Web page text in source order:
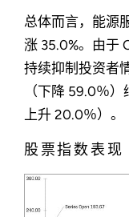
总体而言，能源
涨 35.0%。由于
持续抑制投资者
（下降 59.0％
上升 20.0％）。
股票指数表